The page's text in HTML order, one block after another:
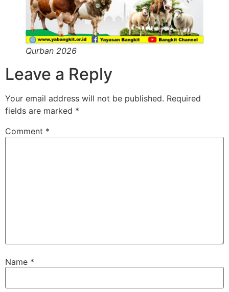
Qurban 2026
Leave a Reply
Your email address will not be published. Required
fields are marked *
Comment *
Name *